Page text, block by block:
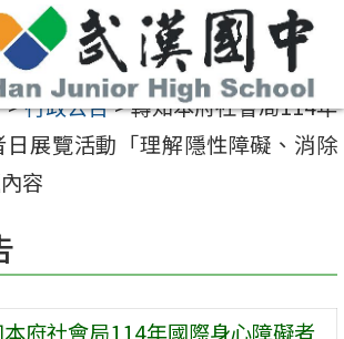
>行政公告>轉知本府社會局114年
展覽活動「理解隱性障礙、消除
容
府社會局114年國際身心障礙者